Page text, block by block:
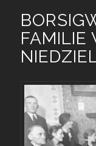
FAMILIE